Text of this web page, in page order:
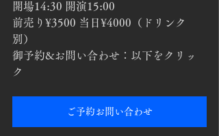
開場14:30 開演15:00
前売り¥3500 当日¥4000（ドリンク
別）
御予約&お問い合わせ：以下をクリッ
ク
ご予約お問い合わせ